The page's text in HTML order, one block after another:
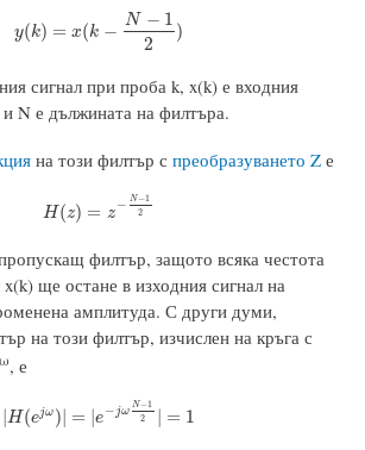
y(k) = x(k −
N − 1
2
)
y (k) =x(k −N−12)
сигнал при проба k, x(k) е входния
N е дължината на филтъра.
на този филтър с преобразуването Z е
H(z) = z− N−1
2
H(z) =z−N−12
филтър, защото всяка честота
ще остане в изходния сигнал на
амплитуда. С други думи,
на този филтър, изчислен на кръга с
, е
|H(ejω )| = |e− jω
N−1
2
| = 1
|H(ejω) |=| e−jωN−12| =1